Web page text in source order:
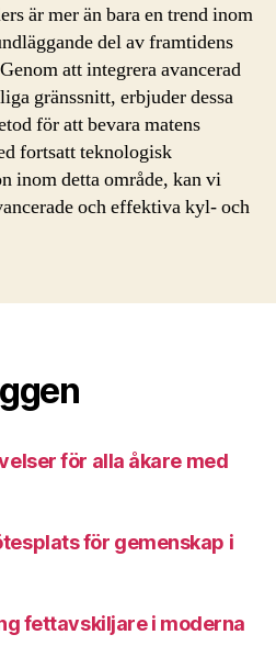
är mer än bara en trend inom
del av framtidens
att integrera avancerad
gränssnitt, erbjuder dessa
för att bevara matens
fortsatt teknologisk
inom detta område, kan vi
och effektiva kyl- och
för alla åkare med
för gemenskap i
fettavskiljare i moderna